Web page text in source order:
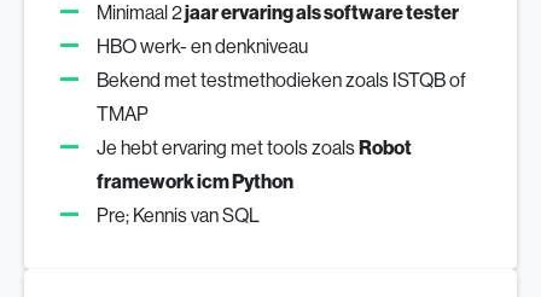
Minimaal 2jaar ervaring als software tester
HBO werk- en denkniveau
Bekend met testmethodieken zoals ISTQB of
TMAP
Je hebt ervaring met tools zoalsRobot
framework icm Python
Pre; Kennis van SQL